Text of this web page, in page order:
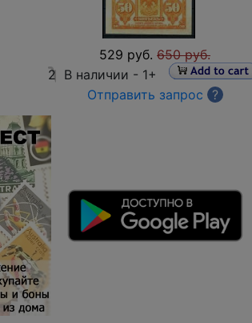
529 руб. 650 руб.
2 В наличии - 1+
Отправить запрос
?